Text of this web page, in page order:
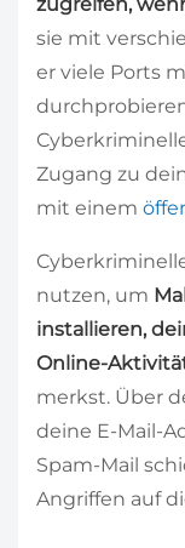
sie mit
er viele Ports
Zugang zu
mit einem
nutzen, um
installieren,
Online-
merkst. Über
deine E-Mail-
Spam-Mail
Angriffen auf